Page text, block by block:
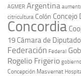
AGMER Argentina
citricultura Colón Concejo
Concordia
19 Cámara de
Federación Federal
Rogelio Frigerio
Concepción Masvernat